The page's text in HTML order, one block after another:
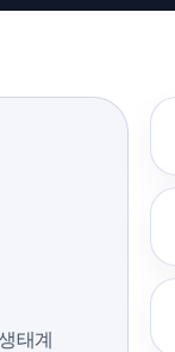
태계